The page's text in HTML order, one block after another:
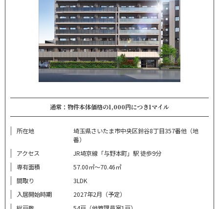
通常：物件本体価格の1,000円につき1マイル
所在地
埼玉県さいたま市中央区鈴谷8丁目357番他（地
番）
アクセス
JR埼京線「与野本町」駅 徒歩9分
専有面積
57.00㎡～70.46㎡
間取り
3LDK
入居開始時期
2027年2月（予定）